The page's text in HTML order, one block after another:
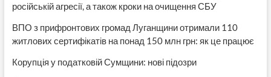
російській агресії, а також кроки на очищення СБУ
ВПО з прифронтових громад Луганщини отримали 110
житлових сертифікатів на понад 150 млн грн: як це працює
Корупція у податковій Сумщини: нові підозри